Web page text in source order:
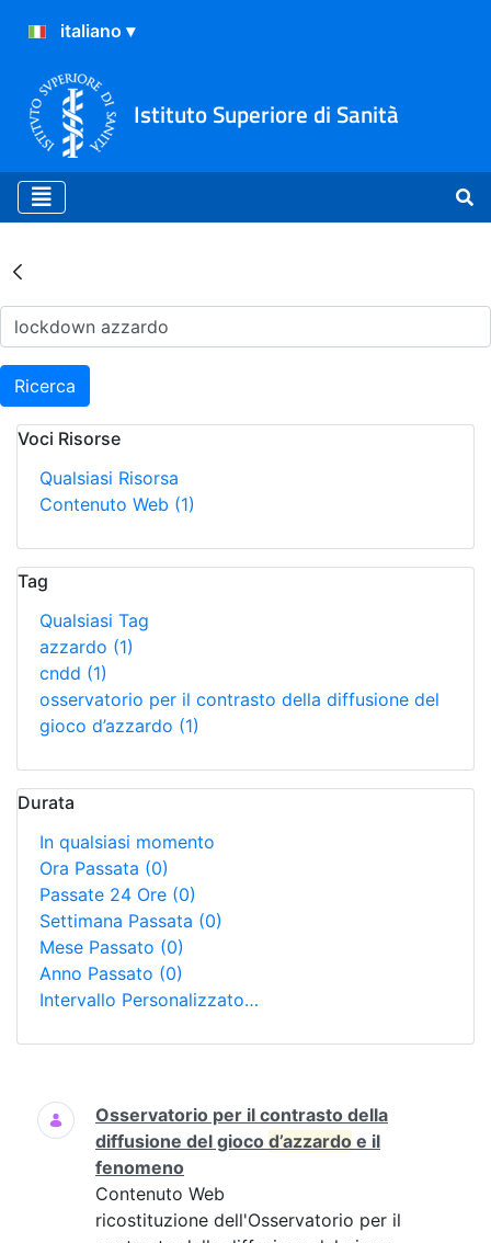
Istituto Superiore di Sanità
Risultati della Ricerca -
Ricerca
Voci Risorse
Qualsiasi Risorsa
Contenuto Web (1)
Tag
Qualsiasi Tag
azzardo (1)
cndd (1)
osservatorio per il contrasto della diffusione del
gioco d’azzardo (1)
Durata
In qualsiasi momento
Ora Passata (0)
Passate 24 Ore (0)
Settimana Passata (0)
Mese Passato (0)
Anno Passato (0)
Intervallo Personalizzato…
Ricerca
Osservatorio per il contrasto della
diffusione del gioco d’azzardo e il
fenomeno
Contenuto Web
ricostituzione dell'Osservatorio per il